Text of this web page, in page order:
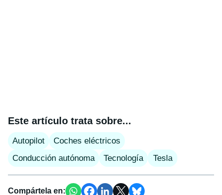
Este artículo trata sobre...
Autopilot
Coches eléctricos
Conducción autónoma
Tecnología Tesla
Compártela en: